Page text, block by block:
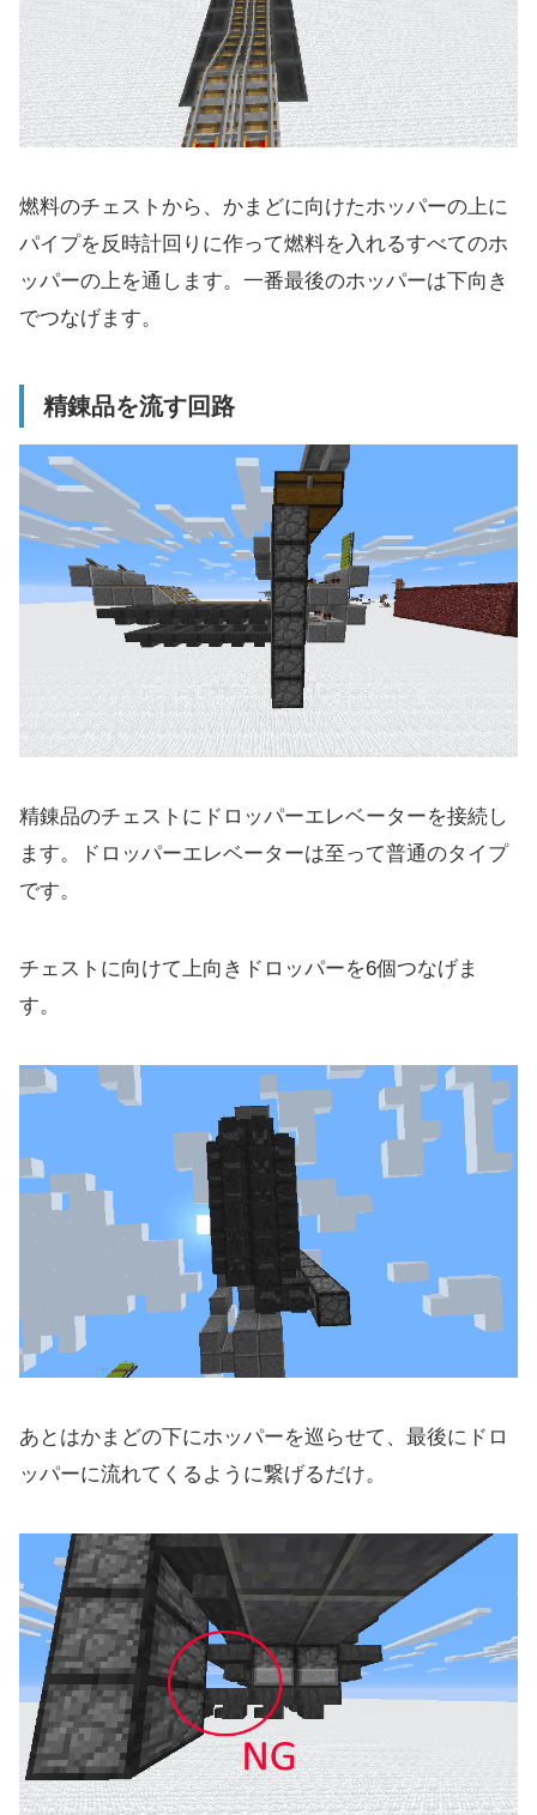
燃料のチェストから、かまどに向けたホッパーの上に
パイプを反時計回りに作って燃料を入れるすべてのホ
ッパーの上を通します。一番最後のホッパーは下向き
でつなげます。
精錬品を流す回路
精錬品のチェストにドロッパーエレベーターを接続し
ます。ドロッパーエレベーターは至って普通のタイプ
です。
チェストに向けて上向きドロッパーを6個つなげま
す。
あとはかまどの下にホッパーを巡らせて、最後にドロ
ッパーに流れてくるように繋げるだけ。